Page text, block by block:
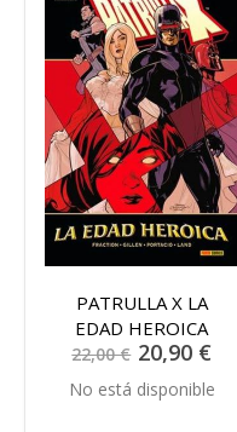
PATRULLA X LA
EDAD HEROICA
22,00 € Precio
especial
20,90 €
No está disponible